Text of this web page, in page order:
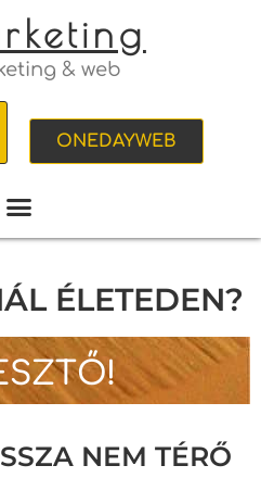
& web
ONEDAYWEB
ÉLETEDEN?
NEM TÉRŐ